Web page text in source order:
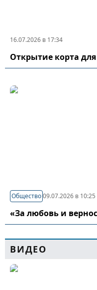
16.07.2026 в 17:34
Открытие корта
Общество09.07.2026 в 10:25
«За любовь и
ВИДЕО